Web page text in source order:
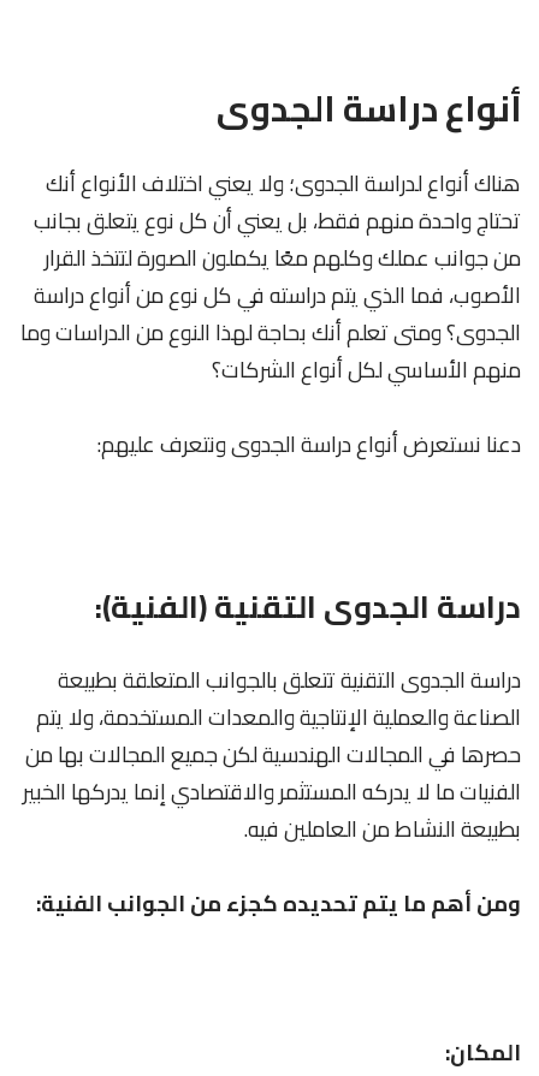
أنواع دراسة الجدوى
هناك أنواع لدراسة الجدوى؛ ولا يعني اختلاف الأنواع أنك
تحتاج واحدة منهم فقط، بل يعني أن كل نوع يتعلق بجانب
من جوانب عملك وكلهم معًا يكملون الصورة لتتخذ القرار
الأصوب، فما الذي يتم دراسته في كل نوع من أنواع دراسة
الجدوى؟ ومتى تعلم أنك بحاجة لهذا النوع من الدراسات وما
منهم الأساسي لكل أنواع الشركات؟
دعنا نستعرض أنواع دراسة الجدوى ونتعرف عليهم:
دراسة الجدوى التقنية (الفنية):
دراسة الجدوى التقنية تتعلق بالجوانب المتعلقة بطبيعة
الصناعة والعملية الإنتاجية والمعدات المستخدمة، ولا يتم
حصرها في المجالات الهندسية لكن جميع المجالات بها من
الفنيات ما لا يدركه المستثمر والاقتصادي إنما يدركها الخبير
بطبيعة النشاط من العاملين فيه.
ومن أهم ما يتم تحديده كجزء من الجوانب الفنية:
المكان: